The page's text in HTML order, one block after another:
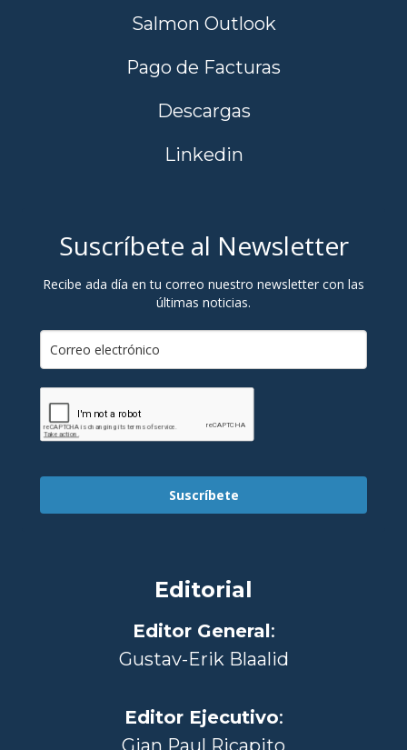
Salmon Outlook
Pago de Facturas
Descargas
Linkedin
Suscríbete al Newsletter
Recibe ada día en tu correo nuestro newsletter con las
últimas noticias.
Suscríbete
Editorial
Editor General:
Gustav-Erik Blaalid
Editor Ejecutivo:
Gian Paul Ricapito